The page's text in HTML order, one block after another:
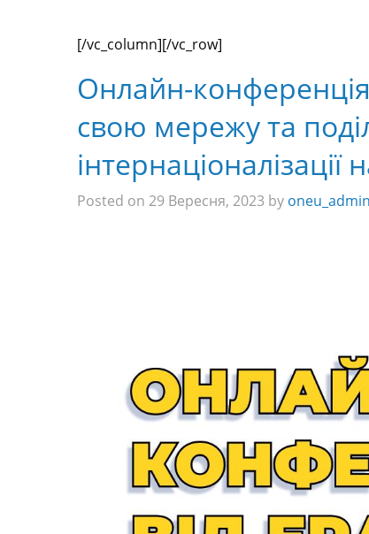
[/vc_column][/vc_row]
Онлайн-
свою мережу та
інтернаціоналізації
Posted on 29 Вересня, 2023 by oneu_admin